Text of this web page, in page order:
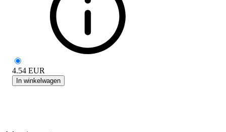
4.54 EUR
In winkelwagen